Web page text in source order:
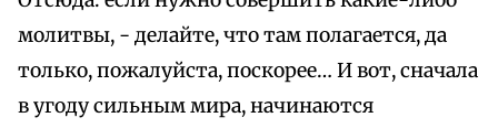
молитвы, - делайте, что там полагается, да
только, пожалуйста, поскорее… И вот, сначала
в угоду сильным мира, начинаются